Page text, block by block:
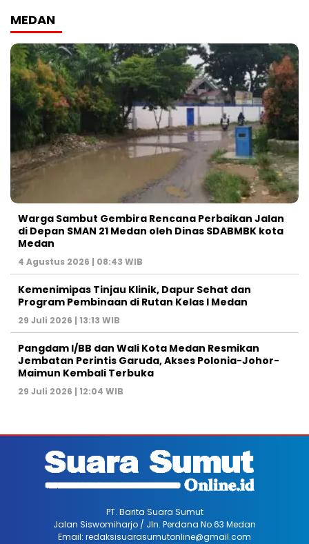
MEDAN
Warga Sambut Gembira Rencana Perbaikan Jalan
di Depan SMAN 21 Medan oleh Dinas SDABMBK kota
Medan
4 Agustus 2026 | 08:43 WIB
Kemenimipas Tinjau Klinik, Dapur Sehat dan
Program Pembinaan di Rutan Kelas I Medan
29 Juli 2026 | 13:13 WIB
Pangdam I/BB dan Wali Kota Medan Resmikan
Jembatan Perintis Garuda, Akses Polonia-Johor-
Maimun Kembali Terbuka
29 Juli 2026 | 12:04 WIB
PT. Barita Suara Sumut
Jalan Siswomiharjo / Jln. Perdana No.63 Medan
Email: redaksisuarasumutonline@gmail.com